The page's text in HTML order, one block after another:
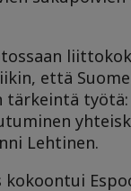
että
tärkeintä
Lehtinen.
kokoontui